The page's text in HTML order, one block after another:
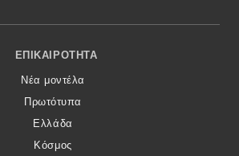
Footer Menu
ΕΠΙΚΑΙΡΌΤΗΤΑ
Νέα μοντέλα
Πρωτότυπα
Ελλάδα
Κόσμος